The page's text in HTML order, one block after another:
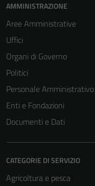
AMMINISTRAZIONE
Aree Amministrative
Uffici
Organi di Governo
Politici
Personale Amministrativo
Enti e Fondazioni
Documenti e Dati
CATEGORIE DI SERVIZIO
Agricoltura e pesca